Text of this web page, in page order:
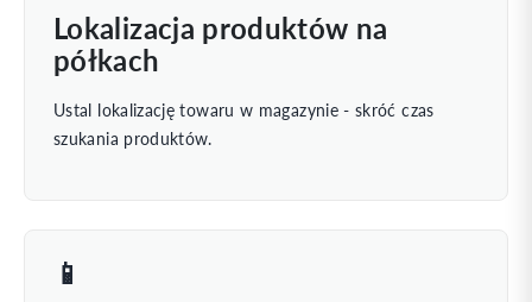
Lokalizacja produktów na
półkach
Ustal lokalizację towaru w magazynie - skróć czas
szukania produktów.
📱